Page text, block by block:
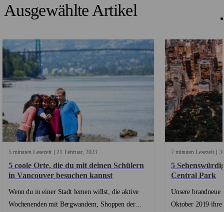
Ausgewählte Artikel
5 minuten Lesezeit 21 Februar 2023
5 coole Orte, die du mit deinen Schülern
in Vancouver besuchen kannst
Wenn du in einer Stadt lernen willst, die aktive
Wochenenden mit Bergwandern, Shoppen der
7 minuten Lesezeit
5
Central Park
Unsere brandneue
Oktober 2019